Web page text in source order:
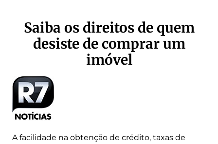
Saiba osdireitos de quem
desiste de comprar um
imóvel
A facilidade na obtenção de crédito, taxas de